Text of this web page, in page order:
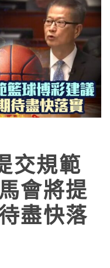
交規範
會將提
盡快落